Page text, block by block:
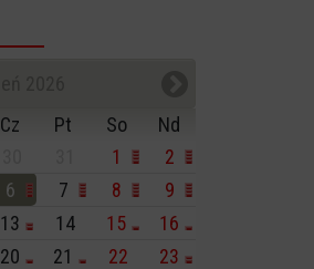
Cz Pt So
Nd
1
2
6 7 8
9
13 14 15
16
20 21 22
23